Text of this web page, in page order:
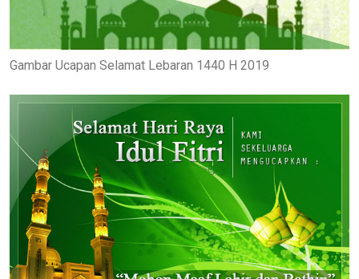
Gambar Ucapan Selamat Lebaran 1440 H 2019